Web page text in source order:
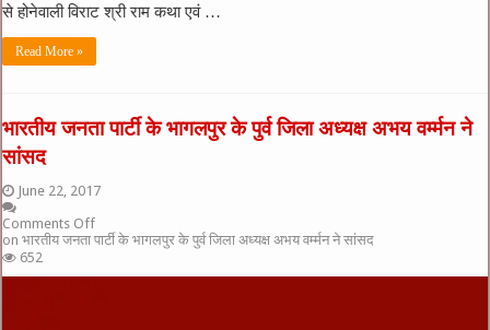
से होनेवाली विराट श्री राम कथा एवं …
Read More »
भारतीय जनता पार्टी के भागलपुर के पुर्व जिला अध्यक्ष अभय वर्म्मन ने
सांसद
June 22, 2017
Comments Off
on भारतीय जनता पार्टी के भागलपुर के पुर्व जिला अध्यक्ष अभय वर्म्मन ने सांसद
652